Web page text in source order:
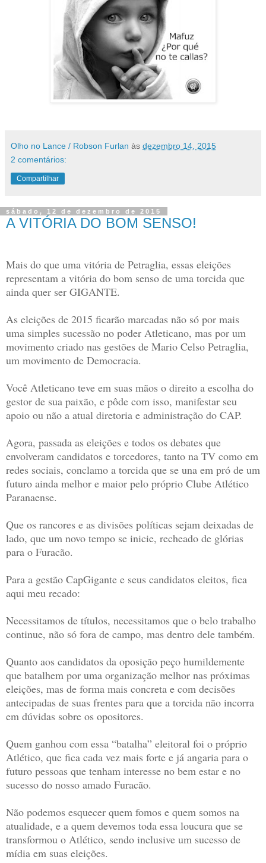
Olho no Lance / Robson Furlan às dezembro 14, 2015
2 comentários:
Compartilhar
sábado, 12 de dezembro de 2015
A VITÓRIA DO BOM SENSO!
Mais do que uma vitória de Petraglia, essas eleições
representam a vitória do bom senso de uma torcida que
ainda quer ser GIGANTE.
As eleições de 2015 ficarão marcadas não só por mais
uma simples sucessão no poder Atleticano, mas por um
movimento criado nas gestões de Mario Celso Petraglia,
um movimento de Democracia.
Você Atleticano teve em suas mãos o direito a escolha do
gestor de sua paixão, e pôde com isso, manifestar seu
apoio ou não a atual diretoria e administração do CAP.
Agora, passada as eleições e todos os debates que
envolveram candidatos e torcedores, tanto na TV como em
redes sociais, conclamo a torcida que se una em pró de um
futuro ainda melhor e maior pelo próprio Clube Atlético
Paranaense.
Que os rancores e as divisões políticas sejam deixadas de
lado, que um novo tempo se inicie, recheado de glórias
para o Furacão.
Para a gestão CapGigante e seus candidatos eleitos, fica
aqui meu recado:
Necessitamos de títulos, necessitamos que o belo trabalho
continue, não só fora de campo, mas dentro dele também.
Quanto aos candidatos da oposição peço humildemente
que batalhem por uma organização melhor nas próximas
eleições, mas de forma mais concreta e com decisões
antecipadas de suas frentes para que a torcida não incorra
em dúvidas sobre os opositores.
Quem ganhou com essa “batalha” eleitoral foi o próprio
Atlético, que fica cada vez mais forte e já angaria para o
futuro pessoas que tenham interesse no bem estar e no
sucesso do nosso amado Furacão.
Não podemos esquecer quem fomos e quem somos na
atualidade, e a quem devemos toda essa loucura que se
transformou o Atlético, sendo inclusive um sucesso de
mídia em suas eleições.